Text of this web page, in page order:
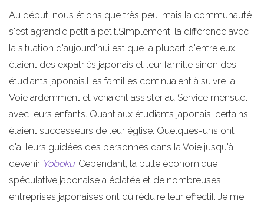
Au début, nous étions que très peu, mais la communauté
s'est agrandie petit à petit.Simplement, la différence avec
la situation d'aujourd'hui est que la plupart d'entre eux
étaient des expatriés japonais et leur famille sinon des
étudiants japonais.Les familles continuaient à suivre la
Voie ardemment et venaient assister au Service mensuel
avec leurs enfants. Quant aux étudiants japonais, certains
étaient successeurs de leur église. Quelques-uns ont
d'ailleurs guidées des personnes dans la Voie jusqu'à
devenir Yoboku. Cependant, la bulle économique
spéculative japonaise a éclatée et de nombreuses
entreprises japonaises ont dû réduire leur effectif. Je me